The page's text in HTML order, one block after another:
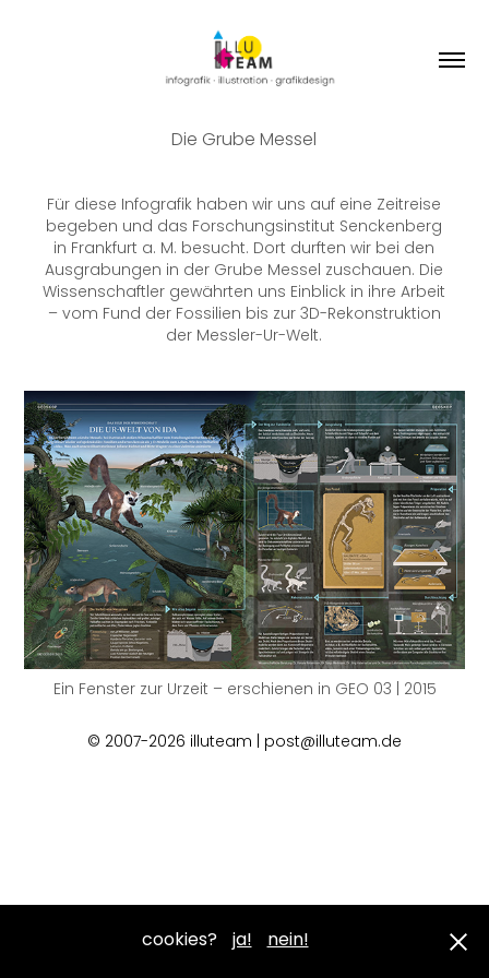
Die Grube Messel
Für diese Infografik haben wir uns auf eine Zeitreise
begeben und das Forschungsinstitut Senckenberg
in Frankfurt a. M. besucht. Dort durften wir bei den
Ausgrabungen in der Grube Messel zuschauen. Die
Wissenschaftler gewährten uns Einblick in ihre Arbeit
– vom Fund der Fossilien bis zur 3D-Rekonstruktion
der Messler-Ur-Welt.
Ein Fenster zur Urzeit – erschienen in GEO 03 | 2015
© 2007-2026 illuteam | post@illuteam.de
cookies? ja! nein!